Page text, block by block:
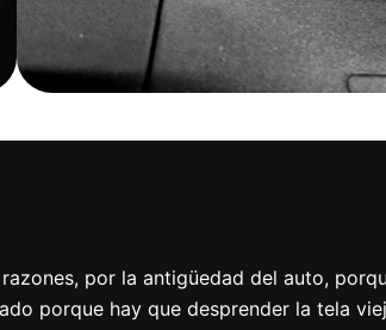
por la antigüedad del auto,
porque hay que desprender la tela